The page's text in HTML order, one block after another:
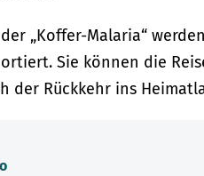
„Koffer-Malaria“
Sie können die
der Rückkehr ins